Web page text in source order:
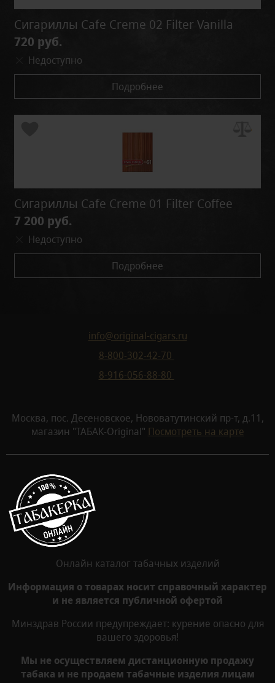
Сигариллы Cafe Creme 02 Filter Vanilla
720 руб.
Недоступно
Подробнее
Сигариллы Cafe Creme 01 Filter Coffee
7 200 руб.
Недоступно
Подробнее
info@original-cigars.ru
8-800-302-42-70
8-916-056-88-80
Москва, пос. Десеновское, Нововатутинский пр-т, д.11,
магазин "ТАБАК-Original" Посмотреть на карте
Онлайн каталог табачных изделий
Информация о товарах носит справочный характер
и не является публичной офертой
Минздрав России предупреждает: курение опасно для
вашего здоровья!
Мы не осуществляем дистанционную продажу
табака и не продаем табачные изделия лицам